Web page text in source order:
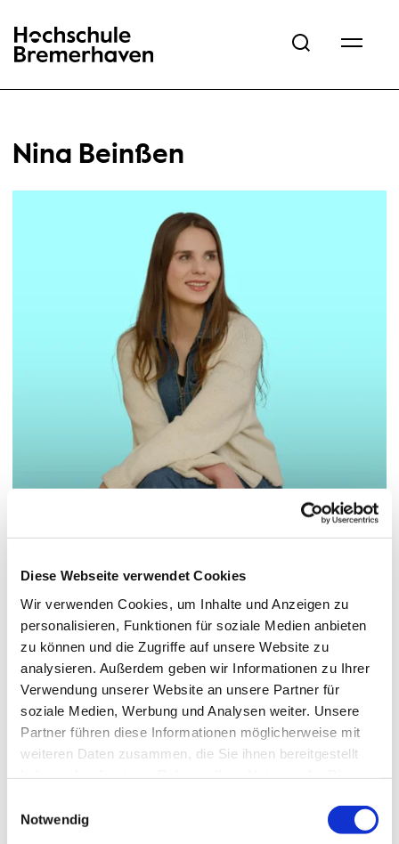
Diese Webseite verwendet Cookies
Wir verwenden Cookies, um Inhalte und Anzeigen zu
personalisieren, Funktionen für soziale Medien anbieten
zu können und die Zugriffe auf unsere Website zu
analysieren. Außerdem geben wir Informationen zu Ihrer
Verwendung unserer Website an unsere Partner für
soziale Medien, Werbung und Analysen weiter. Unsere
Partner führen diese Informationen möglicherweise mit
weiteren Daten zusammen, die Sie ihnen bereitgestellt
Notwendig
Hochschule Bremerhaven
Nina Beinßen
Functions:
Wissenschaftliche Mitarbeiterin im Projekt Gender
in der Lehre des Professorinnenprogramms III &
Praxiskoordination International im Studiengang
Soziale Arbeit
Termin vereinbaren